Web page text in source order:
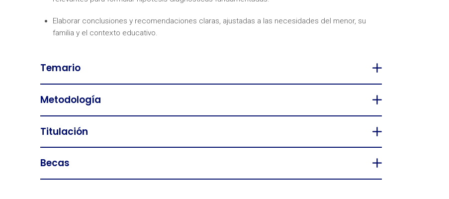
Elaborar conclusiones y recomendaciones claras, ajustadas a las necesidades del menor, su
familia y el contexto educativo.
Temario
Metodología
Titulación
Becas